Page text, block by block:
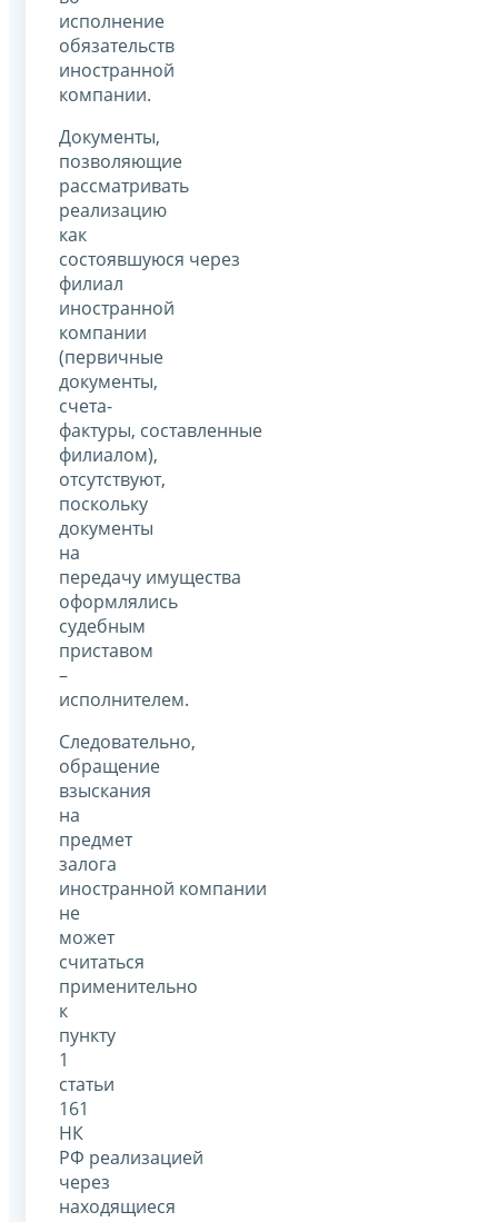
исполнение
обязательств
иностранной
компании.
Документы,
позволяющие
рассматривать
реализацию
как
состоявшуюся через
филиал
иностранной
компании
(первичные
документы,
счета-
фактуры, составленные
филиалом),
отсутствуют,
поскольку
документы
на
передачу имущества
оформлялись
судебным
приставом
–
исполнителем.
Следовательно,
обращение
взыскания
на
предмет
залога
иностранной компании
не
может
считаться
применительно
к
пункту
1
статьи
161
НК
РФ реализацией
через
находящиеся